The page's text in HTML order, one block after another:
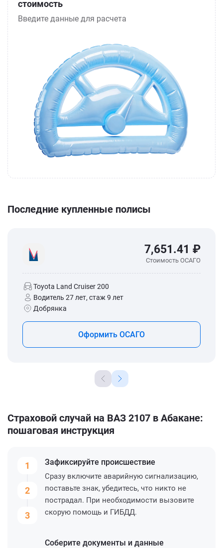
стоимость
Введите данные для расчета
Последние купленные полисы
7,651.41 ₽
Стоимость ОСАГО
Toyota Land Cruiser 200
Водитель 27 лет, стаж 9 лет
Добрянка
Оформить ОСАГО
Страховой случай на ВАЗ 2107 в Абакане:
пошаговая инструкция
1
2
3
Зафиксируйте происшествие
Сразу включите аварийную сигнализацию,
поставьте знак, убедитесь, что никто не
пострадал. При необходимости вызовите
скорую помощь и ГИБДД.
Соберите документы и данные